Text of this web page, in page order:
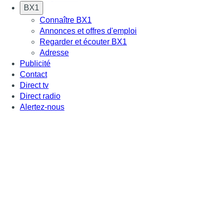
BX1
Connaître BX1
Annonces et offres d'emploi
Regarder et écouter BX1
Adresse
Publicité
Contact
Direct tv
Direct radio
Alertez-nous